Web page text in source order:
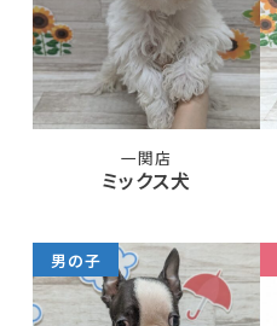
一関店
ミックス犬
男の子